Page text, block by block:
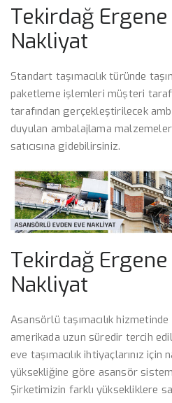
Tekirdağ
Nakliyat
Standart taşımacılık türünde
paketleme işlemleri müşteri
tarafından gerçekleştirilecek
duyulan ambalajlama
satıcısına gidebilirsiniz.
Tekirdağ
Nakliyat
Asansörlü taşımacılık
amerikada uzun süredir tercih
eve taşımacılık ihtiyaçlarınız için
yüksekliğine göre asansör
Şirketimizin farklı yüksekliklere